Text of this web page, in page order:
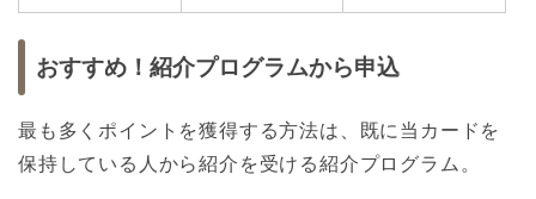
おすすめ！紹介プログラムから申込
最も多くポイントを獲得する方法は、既に当カードを
保持している人から紹介を受ける紹介プログラム。